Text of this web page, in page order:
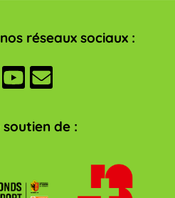
réseaux sociaux :
soutien de :